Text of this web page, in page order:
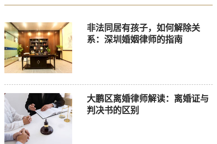
非法同居有孩子，如何解除关
系：深圳婚姻律师的指南
大鹏区离婚律师解读：离婚证与
判决书的区别